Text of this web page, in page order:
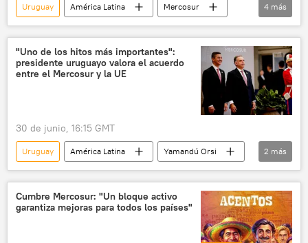
Uruguay América Latina
Mercosur
China
Brasil
📈 Mercados y finanzas
💬 Opinión y Análisis
4 más
"Uno de los hitos más importantes":
presidente uruguayo valora el acuerdo
entre el Mercosur y la UE
30 de junio, 16:15 GMT
Uruguay América Latina
Yamandú Orsi
Mercosur
Unión Europea (UE)
2 más
Cumbre Mercosur: "Un bloque activo
garantiza mejoras para todos los países"